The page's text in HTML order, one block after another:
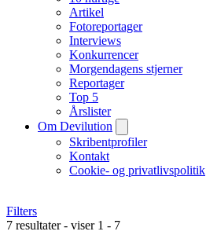
Artikel
Fotoreportager
Interviews
Konkurrencer
Morgendagens stjerner
Reportager
Top 5
Årslister
Om Devilution
Skribentprofiler
Kontakt
Cookie- og privatlivspolitik
Filters
7 resultater - viser 1 - 7